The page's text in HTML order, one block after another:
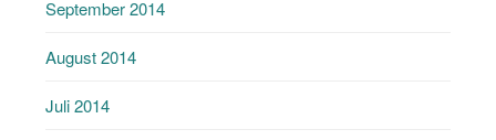
September 2014
August 2014
Juli 2014